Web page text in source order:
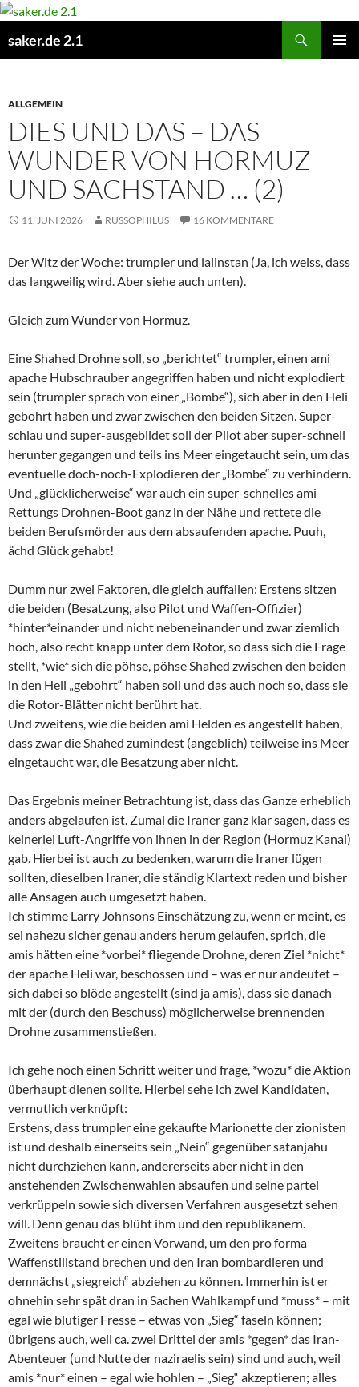
Zum
springen
saker.de 2.1
ALLGEMEIN
DIES UND DAS – DAS
WUNDER VON HORMUZ
UND SACHSTAND … (2)
11. JUNI 2026 RUSSOPHILUS 16 KOMMENTARE
Der Witz der Woche: trumpler und laiinstan (Ja, ich weiss, dass
das langweilig wird. Aber siehe auch unten).
Gleich zum Wunder von Hormuz.
Eine Shahed Drohne soll, so „berichtet“ trumpler, einen ami
apache Hubschrauber angegriffen haben und nicht explodiert
sein (trumpler sprach von einer „Bombe“), sich aber in den Heli
gebohrt haben und zwar zwischen den beiden Sitzen. Super-
schlau und super-ausgebildet soll der Pilot aber super-schnell
herunter gegangen und teils ins Meer eingetaucht sein, um das
eventuelle doch-noch-Explodieren der „Bombe“ zu verhindern.
Und „glücklicherweise“ war auch ein super-schnelles ami
Rettungs Drohnen-Boot ganz in der Nähe und rettete die
beiden Berufsmörder aus dem absaufenden apache. Puuh,
ächd Glück gehabt!
Dumm nur zwei Faktoren, die gleich auffallen: Erstens sitzen
die beiden (Besatzung, also Pilot und Waffen-Offizier)
*hinter*einander und nicht nebeneinander und zwar ziemlich
hoch, also recht knapp unter dem Rotor, so dass sich die Frage
stellt, *wie* sich die pöhse, pöhse Shahed zwischen den beiden
in den Heli „gebohrt“ haben soll und das auch noch so, dass sie
die Rotor-Blätter nicht berührt hat.
Und zweitens, wie die beiden ami Helden es angestellt haben,
dass zwar die Shahed zumindest (angeblich) teilweise ins Meer
eingetaucht war, die Besatzung aber nicht.
Das Ergebnis meiner Betrachtung ist, dass das Ganze erheblich
anders abgelaufen ist. Zumal die Iraner ganz klar sagen, dass es
keinerlei Luft-Angriffe von ihnen in der Region (Hormuz Kanal)
gab. Hierbei ist auch zu bedenken, warum die Iraner lügen
sollten, dieselben Iraner, die ständig Klartext reden und bisher
alle Ansagen auch umgesetzt haben.
Ich stimme Larry Johnsons Einschätzung zu, wenn er meint, es
sei nahezu sicher genau anders herum gelaufen, sprich, die
amis hätten eine *vorbei* fliegende Drohne, deren Ziel *nicht*
der apache Heli war, beschossen und – was er nur andeutet –
sich dabei so blöde angestellt (sind ja amis), dass sie danach
mit der (durch den Beschuss) möglicherweise brennenden
Drohne zusammenstießen.
Ich gehe noch einen Schritt weiter und frage, *wozu* die Aktion
überhaupt dienen sollte. Hierbei sehe ich zwei Kandidaten,
vermutlich verknüpft:
Erstens, dass trumpler eine gekaufte Marionette der zionisten
ist und deshalb einerseits sein „Nein“ gegenüber satanjahu
nicht durchziehen kann, andererseits aber nicht in den
anstehenden Zwischenwahlen absaufen und seine partei
verkrüppeln sowie sich diversen Verfahren ausgesetzt sehen
will. Denn genau das blüht ihm und den republikanern.
Zweitens braucht er einen Vorwand, um den pro forma
Waffenstillstand brechen und den Iran bombardieren und
demnächst „siegreich“ abziehen zu können. Immerhin ist er
ohnehin sehr spät dran in Sachen Wahlkampf und *muss* – mit
egal wie blutiger Fresse – etwas von „Sieg“ faseln können;
übrigens auch, weil ca. zwei Drittel der amis *gegen* das Iran-
Abenteuer (und Nutte der naziraelis sein) sind und auch, weil
amis *nur* einen – egal wie hohlen – „Sieg“ akzeptieren; alles